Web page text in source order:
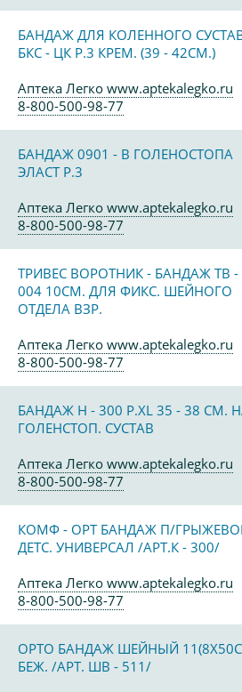
БАНДАЖ ДЛЯ КОЛЕННОГО
БКС - ЦК Р.3 КРЕМ. (39 - 42СМ.)
Аптека Легко www.aptekalegko.ru
8-800-500-98-77
БАНДАЖ 0901 - В ГОЛЕНОСТОПА
ЭЛАСТ Р.3
Аптека Легко www.aptekalegko.ru
8-800-500-98-77
ТРИВЕС ВОРОТНИК - БАНДАЖ ТВ -
004 10СМ. ДЛЯ ФИКС. ШЕЙНОГО
ОТДЕЛА ВЗР.
Аптека Легко www.aptekalegko.ru
8-800-500-98-77
БАНДАЖ Н - 300 Р.ХL 35 - 38 СМ.
ГОЛЕНСТОП. СУСТАВ
Аптека Легко www.aptekalegko.ru
8-800-500-98-77
КОМФ - ОРТ БАНДАЖ П/
ДЕТС. УНИВЕРСАЛ /АРТ.К - 300/
Аптека Легко www.aptekalegko.ru
8-800-500-98-77
ОРТО БАНДАЖ ШЕЙНЫЙ
БЕЖ. /АРТ. ШВ - 511/